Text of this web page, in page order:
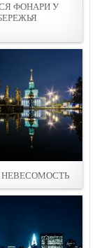
ФОНАРИ У
НЕВЕСОМОСТЬ